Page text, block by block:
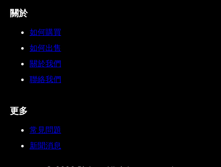
關於
如何購買
如何出售
關於我們
聯絡我們
更多
常見問題
新聞消息